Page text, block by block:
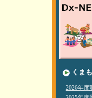
くま
2026年度